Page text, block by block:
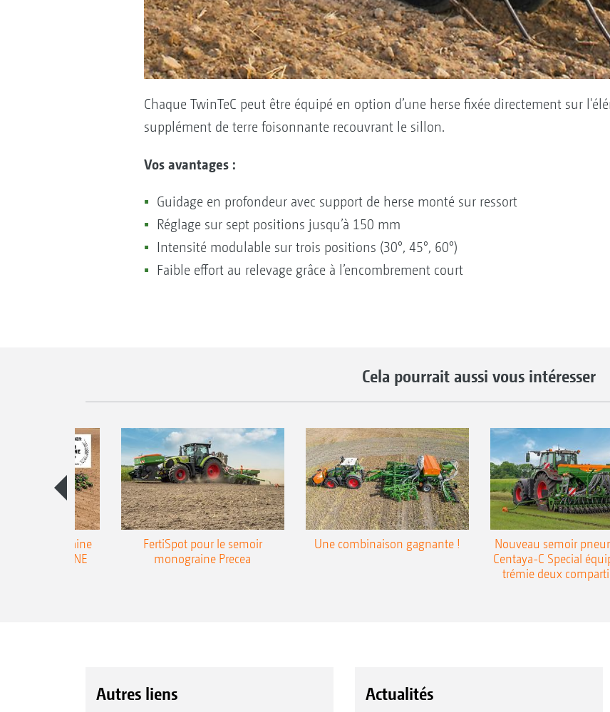
Chaque TwinTeC peut être équipé en option d’une herse fixée directement sur
supplément de terre foisonnante recouvrant le sillon.
Vos avantages :
Guidage en profondeur avec support de herse monté sur ressort
Réglage sur sept positions jusqu’à 150 mm
Intensité modulable sur trois positions (30°, 45°, 60°)
Faible effort au relevage grâce à l’encombrement court
Cela pourrait aussi vous intéresser
monograine
TCC AMAZONE
FertiSpot pour le semoir
monograine Precea
Une combinaison gagnante !
Nouveau semoir
Centaya-C Special
trémie deux
Autres liens Actualités